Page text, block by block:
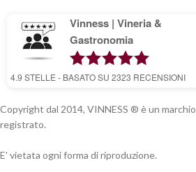
Vinness | Vineria &
Gastronomia
4.9 STELLE - BASATO SU 2323 RECENSIONI
Copyright dal 2014, VINNESS ® è un marchio
registrato.
E' vietata ogni forma di riproduzione.